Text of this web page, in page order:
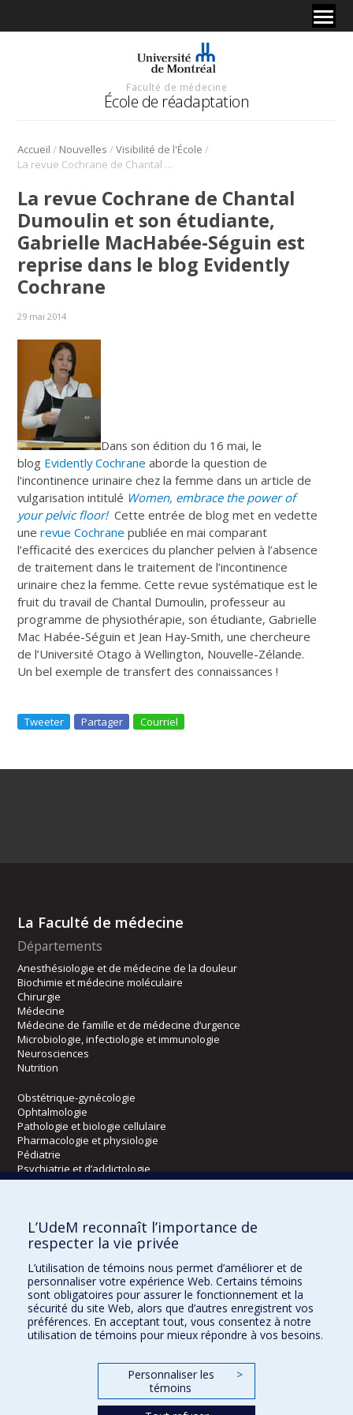
Faculté de médecine
École de réadaptation
Accueil / Nouvelles /Visibilité de l'École /
La revue Cochrane de Chantal Dumoulin et son étudiante, Gabrielle MacHabée-Séguin est reprise dans le blog Evidently Cochrane
La revue Cochrane de Chantal
Dumoulin et son étudiante,
Gabrielle MacHabée-Séguin est
reprise dans le blog Evidently
Cochrane
29 mai 2014
Dans son édition du 16 mai, le
blog Evidently Cochrane aborde la question de
l’incontinence urinaire chez la femme dans un article de
vulgarisation intitulé Women, embrace the power of
your pelvic floor! Cette entrée de blog met en vedette
unerevue Cochrane publiée en mai comparant
l’efficacité des exercices du plancher pelvien à l’absence
de traitement dans le traitement de l’incontinence
urinaire chez la femme. Cette revue systématique est le
fruit du travail de Chantal Dumoulin, professeur au
programme de physiothérapie, son étudiante, Gabrielle
Mac Habée-Séguin et Jean Hay-Smith, une chercheure
de l’Université Otago à Wellington, Nouvelle-Zélande.
Un bel exemple de transfert des connaissances !
Tweeter Partager Courriel
La Faculté de médecine
Départements
Anesthésiologie et de médecine de la douleur
Biochimie et médecine moléculaire
Chirurgie
Médecine
Médecine de famille et de médecine d’urgence
Microbiologie, infectiologie et immunologie
Neurosciences
Nutrition
Obstétrique-gynécologie
Ophtalmologie
Pathologie et biologie cellulaire
Pharmacologie et physiologie
Pédiatrie
Psychiatrie et d’addictologie
Radiologie, radio-oncologie et médecine nucléaire
Écoles
Orthophonie et audiologie
Réadaptation
Directions
L’UdeM reconnaît l’importance de
respecter la vie privée
L’utilisation de témoins nous permet d’améliorer et de
personnaliser votre expérience Web. Certains témoins
sont obligatoires pour assurer le fonctionnement et la
sécurité du site Web, alors que d’autres enregistrent vos
préférences. En acceptant tout, vous consentez à notre
utilisation de témoins pour mieux répondre à vos besoins.
Personnaliser les
témoins
>